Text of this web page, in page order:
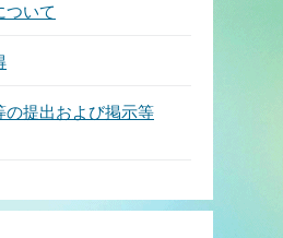
ついて
の提出および掲示等